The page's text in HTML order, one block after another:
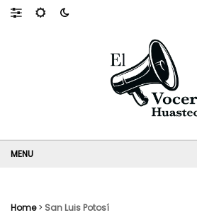
Home> San Luis Potosí